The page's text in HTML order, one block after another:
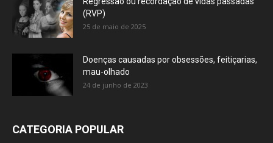
(RVP)
25 de maio de 2025
Doenças causadas por obsessões, feitiçarias,
mau-olhado
24 de junho de 2023
CATEGORIA POPULAR